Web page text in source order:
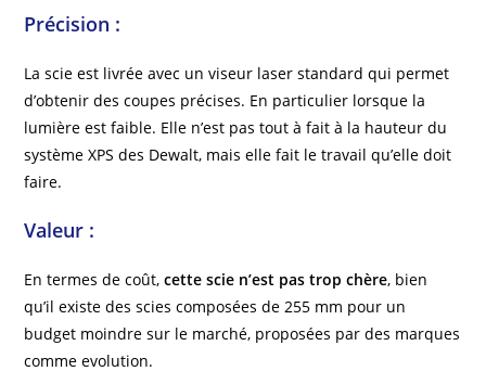
Précision :
La scie est livrée avec un viseur laser standard qui permet
d’obtenir des coupes précises. En particulier lorsque la
lumière est faible. Elle n’est pas tout à fait à la hauteur du
système XPS des Dewalt, mais elle fait le travail qu’elle doit
faire.
Valeur :
En termes de coût,cette scie n’est pas trop chère, bien
qu’il existe des scies composées de 255 mm pour un
budget moindre sur le marché, proposées par des marques
comme evolution.